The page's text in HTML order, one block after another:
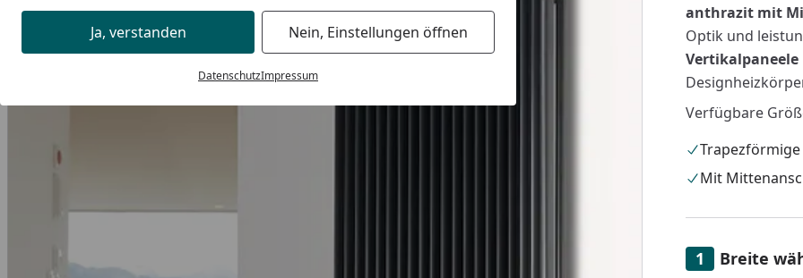
Ja, verstanden Nein, Einstellungen öffnen
DatenschutzImpressum
anthrazit mit
Optik und
Vertikalpaneele
Verfügbare
Trapezförmige
Mit
Breite